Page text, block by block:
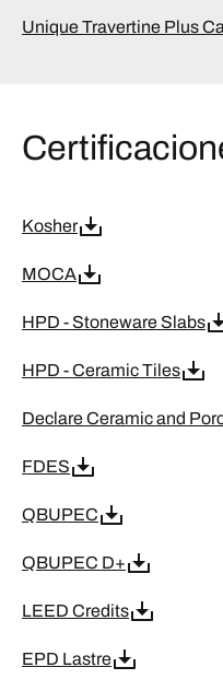
Unique Travertine Plus
Kosher
MOCA
HPD - Stoneware Slabs
HPD - Ceramic Tiles
Declare Ceramic and
FDES
QBUPEC
QBUPEC D+
LEED Credits
EPD Lastre